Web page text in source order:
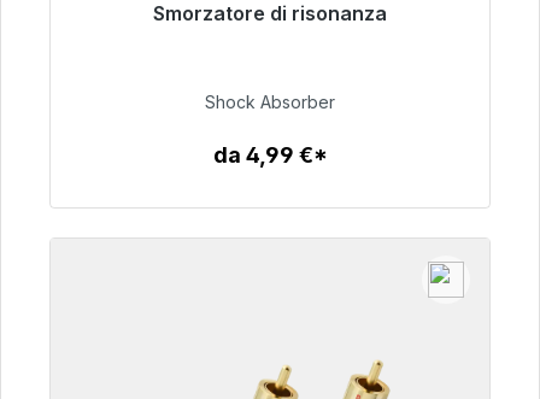
Smorzatore di risonanza
Pronto per la spedizione immediata, tempo di
54,99 €
Shock Absorber
da 4,99 €*